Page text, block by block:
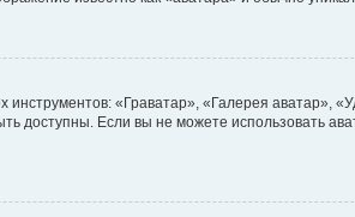
«Граватар», «Галерея аватар»,
доступны. Если вы не можете использовать